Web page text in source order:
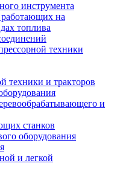
инструмента
на
топлива
техники
техники и тракторов
и
станков
оборудования
и легкой